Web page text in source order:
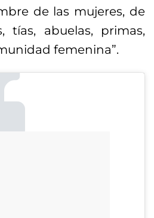
de las mujeres, de
tías, abuelas, primas,
femenina”.